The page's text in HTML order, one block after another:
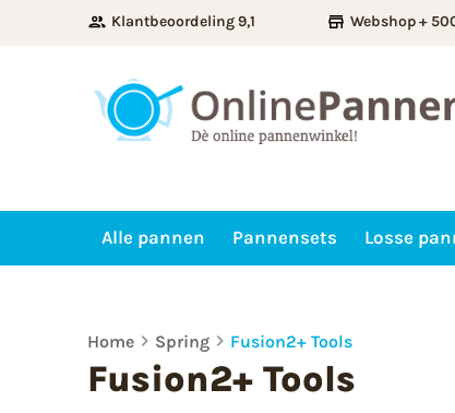
Klantbeoordeling 9,1 Webshop +
Alle pannen Pannensets Losse
Home Spring Fusion2+ Tools
Fusion2+ Tools